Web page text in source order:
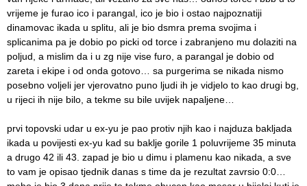
vrijeme je furao ico i parangal, ico je bio i ostao najpoznatiji
dinamovac ikada u splitu, ali je bio dsmra prema svojima i
splicanima pa je dobio po picki od torce i zabranjeno mu dolaziti na
poljud, a mislim da i u zg nije vise furo, a parangal je dobio od
zareta i ekipe i od onda gotovo… sa purgerima se nikada nismo
posebno voljeli jer vjerovatno puno ljudi ih je vidjelo to kao drugi bg,
u rijeci ih nije bilo, a tekme su bile uvijek napaljene…
prvi topovski udar u ex-yu je pao protiv njih kao i najduza bakljada
ikada u povijesti ex-yu kad su baklje gorile 1 poluvrijeme 35 minuta
a drugo 42 ili 43. zapad je bio u dimu i plamenu kao nikada, a sve
to vam je opisao tjednik danas s time da je rezultat zavrsio 0:0…